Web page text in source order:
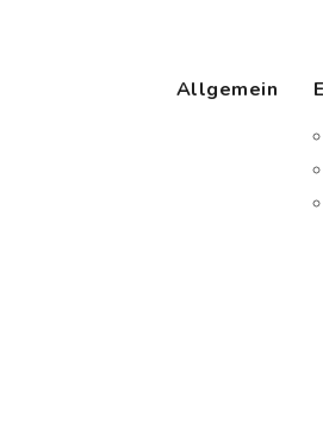
Allgemein